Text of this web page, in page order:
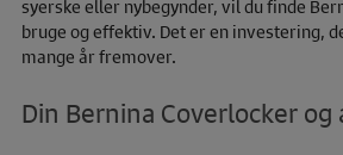
syerske eller nybegynder, vil du finde
bruge og effektiv. Det er en investering,
mange år fremover.
Din Bernina Coverlocker